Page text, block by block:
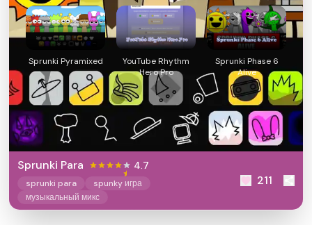
Sprunki Pyramixed
YouTube Rhythm
Hero Pro
Sprunki Phase 6
Alive
Sprunki Para 4.7
sprunki para
spunky игра
музыкальный микс
211